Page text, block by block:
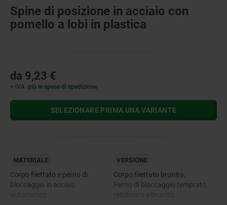
Spine di posizione in acciaio con
pomello a lobi in plastica
da 9,23 €
+ IVA più le spese di spedizione
SELEZIONARE PRIMA UNA VARIANTE
MATERIALE
Corpo filettato e perno di
bloccaggio in acciaio
VERSIONE
Corpo filettato brunito.
Perno di bloccaggio temprato,